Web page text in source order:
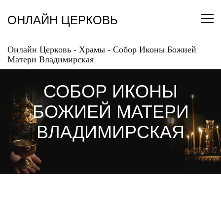
содержанию
ОНЛАЙН ЦЕРКОВЬ
Онлайн Церковь - Храмы - Собор Иконы Божией
Матери Владимирская
СОБОР ИКОНЫ
БОЖИЕЙ МАТЕРИ
ВЛАДИМИРСКАЯ